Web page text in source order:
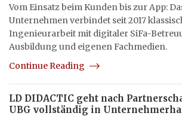
Vom Einsatz beim Kunden bis zur App:
Unternehmen verbindet seit 2017
Ingenieurarbeit mit digitaler SiFa-
Ausbildung und eigenen Fachmedien.
Continue Reading
LD DIDACTIC geht nach
UBG vollständig in